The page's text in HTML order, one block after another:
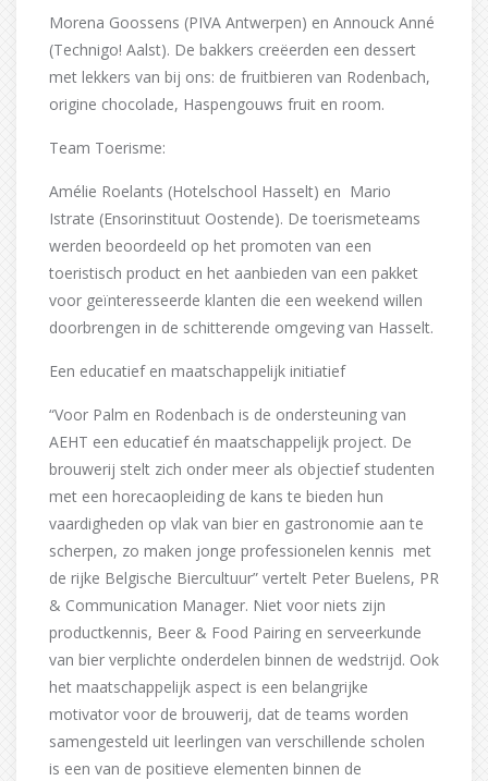
Morena Goossens (PIVA Antwerpen) en Annouck Anné
(Technigo! Aalst). De bakkers creëerden een dessert
met lekkers van bij ons: de fruitbieren van Rodenbach,
origine chocolade, Haspengouws fruit en room.
Team Toerisme:
Amélie Roelants (Hotelschool Hasselt) en Mario
Istrate (Ensorinstituut Oostende). De toerismeteams
werden beoordeeld op het promoten van een
toeristisch product en het aanbieden van een pakket
voor geïnteresseerde klanten die een weekend willen
doorbrengen in de schitterende omgeving van Hasselt.
Een educatief en maatschappelijk initiatief
“Voor Palm en Rodenbach is de ondersteuning van
AEHT een educatief én maatschappelijk project. De
brouwerij stelt zich onder meer als objectief studenten
met een horecaopleiding de kans te bieden hun
vaardigheden op vlak van bier en gastronomie aan te
scherpen, zo maken jonge professionelen kennis met
de rijke Belgische Biercultuur” vertelt Peter Buelens, PR
& Communication Manager. Niet voor niets zijn
productkennis, Beer & Food Pairing en serveerkunde
van bier verplichte onderdelen binnen de wedstrijd. Ook
het maatschappelijk aspect is een belangrijke
motivator voor de brouwerij, dat de teams worden
samengesteld uit leerlingen van verschillende scholen
is een van de positieve elementen binnen de